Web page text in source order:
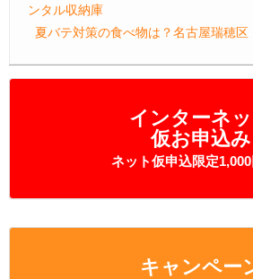
インターネッ
仮お申込み
ネット仮申込限定1,000
キャンペー
ンタル収納庫
夏バテ対策の食べ物は？名古屋瑞穂区